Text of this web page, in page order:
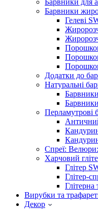
Барвники
Гелеві
Додатки до
Натуральні
Перламутрові
Спреї:
Харчовий
Глітер
Глітер-
Вирубки та
Декор